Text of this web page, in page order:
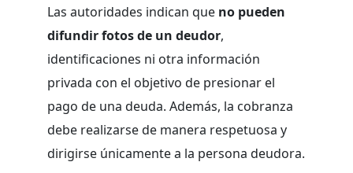
Las autoridades indican que no pueden
difundir fotos de un deudor,
identificaciones ni otra información
privada con el objetivo de presionar el
pago de una deuda. Además, la cobranza
debe realizarse de manera respetuosa y
dirigirse únicamente a la persona deudora.